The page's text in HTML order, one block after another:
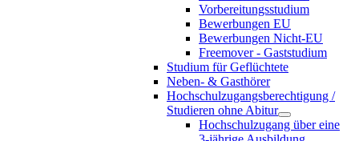
Vorbereitungsstudium
Bewerbungen EU
Bewerbungen Nicht-EU
Freemover - Gaststudium
Studium für Geflüchtete
Neben- & Gasthörer
Hochschulzugangsberechtigung /
Studieren ohne Abitur
Hochschulzugang über eine